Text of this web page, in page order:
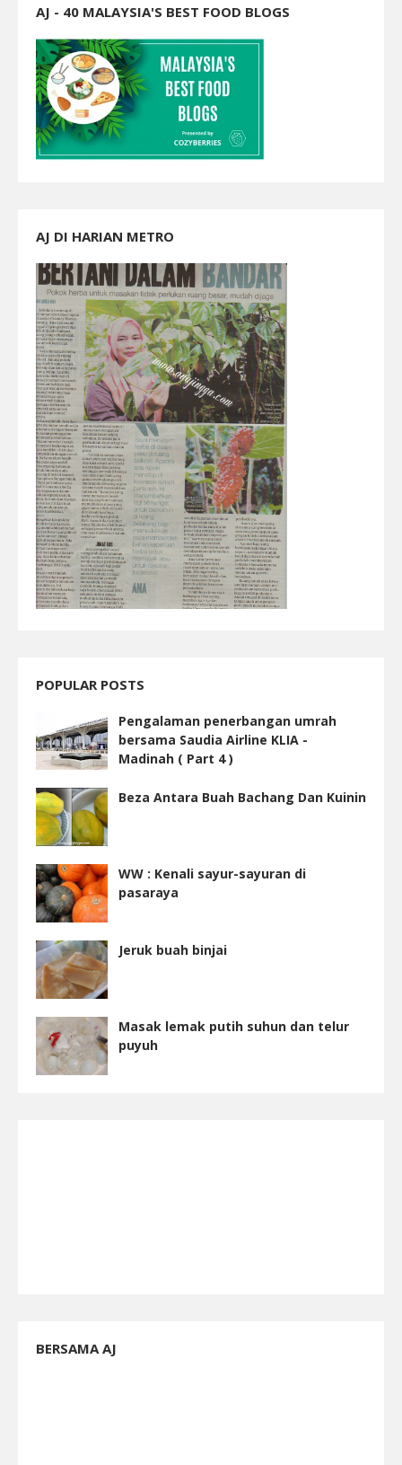
AJ - 40 MALAYSIA'S BEST FOOD BLOGS
AJ DI HARIAN METRO
POPULAR POSTS
Pengalaman penerbangan umrah
bersama Saudia Airline KLIA -
Madinah ( Part 4 )
Beza Antara Buah Bachang Dan Kuinin
WW : Kenali sayur-sayuran di
pasaraya
Jeruk buah binjai
Masak lemak putih suhun dan telur
puyuh
BERSAMA AJ